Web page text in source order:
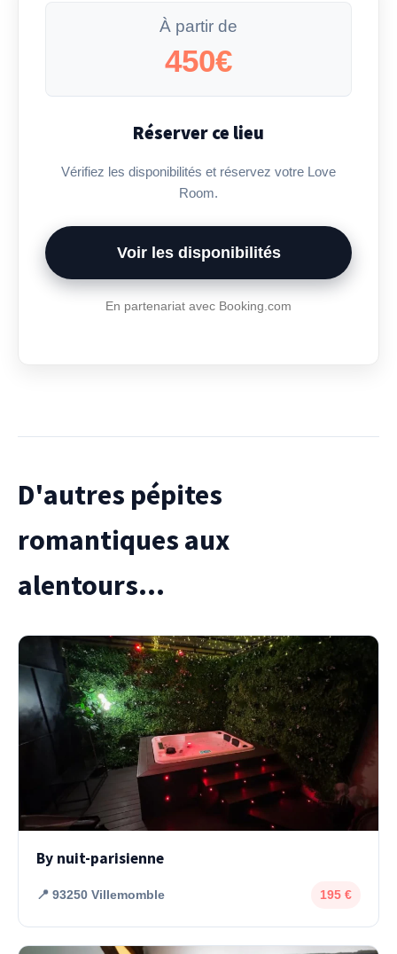
À partir de
450€
Réserver ce lieu
Vérifiez les disponibilités et réservez votre Love
Room.
Voir les disponibilités
En partenariat avec Booking.com
D'autres pépites
romantiques aux
alentours...
By nuit-parisienne
📍 93250 Villemomble 195 €